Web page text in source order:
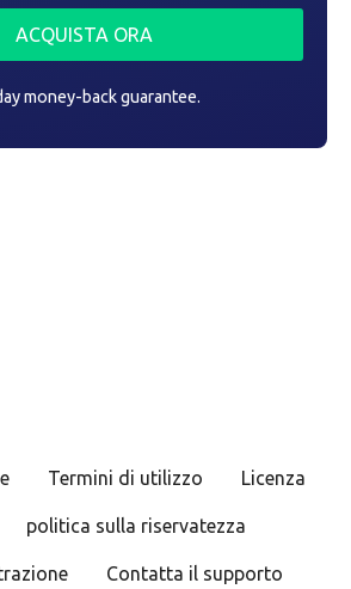
ACQUISTA ORA
money-back guarantee.
Termini di utilizzo Licenza
politica sulla riservatezza
Contatta il supporto